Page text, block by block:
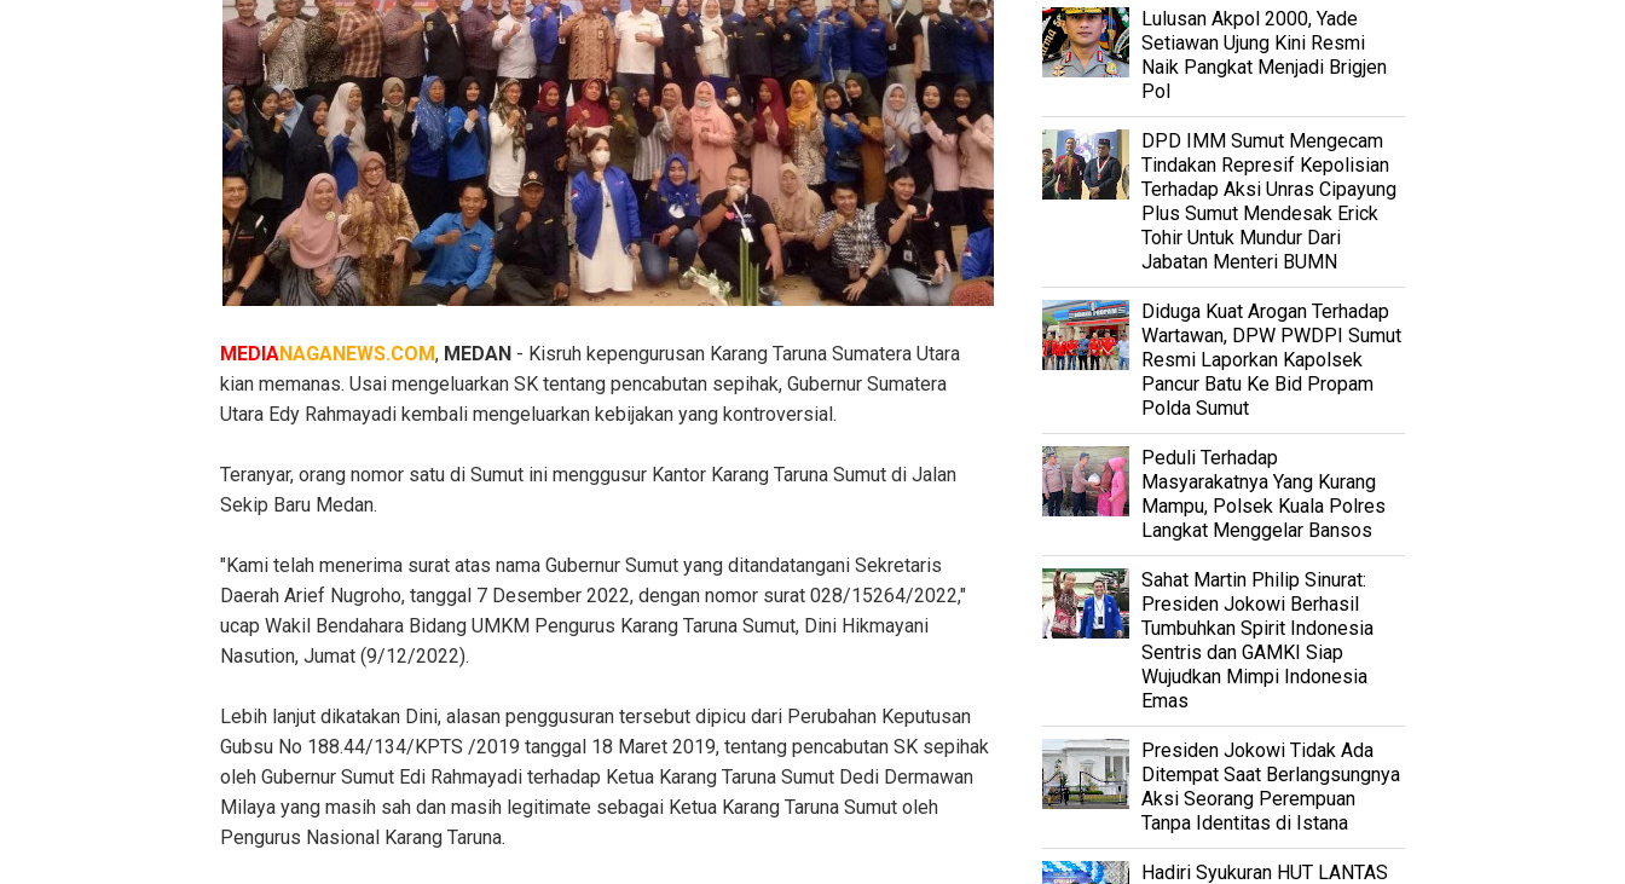
MEDIANAGANEWS.COM, MEDAN - Kisruh kepengurusan Karang Taruna Sumatera Utara
kian memanas. Usai mengeluarkan SK tentang pencabutan sepihak, Gubernur Sumatera
Utara Edy Rahmayadi kembali mengeluarkan kebijakan yang kontroversial.
Teranyar, orang nomor satu di Sumut ini menggusur Kantor Karang Taruna Sumut di Jalan
Sekip Baru Medan.
"Kami telah menerima surat atas nama Gubernur Sumut yang ditandatangani Sekretaris
Daerah Arief Nugroho, tanggal 7 Desember 2022, dengan nomor surat 028/15264/2022,"
ucap Wakil Bendahara Bidang UMKM Pengurus Karang Taruna Sumut, Dini Hikmayani
Nasution, Jumat (9/12/2022).
Lebih lanjut dikatakan Dini, alasan penggusuran tersebut dipicu dari Perubahan Keputusan
Gubsu No 188.44/134/KPTS /2019 tanggal 18 Maret 2019, tentang pencabutan SK sepihak
oleh Gubernur Sumut Edi Rahmayadi terhadap Ketua Karang Taruna Sumut Dedi Dermawan
Milaya yang masih sah dan masih legitimate sebagai Ketua Karang Taruna Sumut oleh
Pengurus Nasional Karang Taruna.
Lulusan Akpol 2000, Yade
Setiawan Ujung Kini Resmi
Naik Pangkat Menjadi Brigjen
Pol
DPD IMM Sumut Mengecam
Tindakan Represif Kepolisian
Terhadap Aksi Unras Cipayung
Plus Sumut Mendesak Erick
Tohir Untuk Mundur Dari
Jabatan Menteri BUMN
Diduga Kuat Arogan Terhadap
Wartawan, DPW PWDPI Sumut
Resmi Laporkan Kapolsek
Pancur Batu Ke Bid Propam
Polda Sumut
Peduli Terhadap
Masyarakatnya Yang Kurang
Mampu, Polsek Kuala Polres
Langkat Menggelar Bansos
Sahat Martin Philip Sinurat:
Presiden Jokowi Berhasil
Tumbuhkan Spirit Indonesia
Sentris dan GAMKI Siap
Wujudkan Mimpi Indonesia
Emas
Presiden Jokowi Tidak Ada
Ditempat Saat Berlangsungnya
Aksi Seorang Perempuan
Tanpa Identitas di Istana
Hadiri Syukuran HUT LANTAS